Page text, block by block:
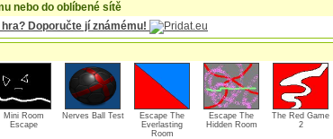
nebo do oblíbené sítě
Doporučte jí známému!
Mini Room
Escape
Nerves Ball Test
Escape The
Everlasting
Room
Escape The
Hidden Room
The Red Game
2